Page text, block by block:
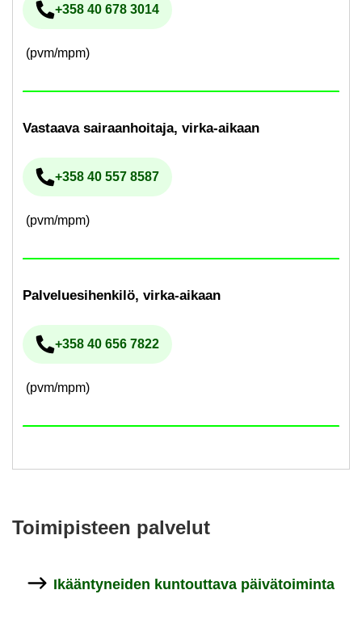
Pu­he­lin­nu­me­ro
+358 40 678 3014
(pvm/mpm)
Vas­taa­va sai­raan­hoi­ta­ja, virka-​aikaan
Pu­he­lin­nu­me­ro
+358 40 557 8587
(pvm/mpm)
Pal­ve­lue­si­hen­ki­lö, virka-​aikaan
Pu­he­lin­nu­me­ro
+358 40 656 7822
(pvm/mpm)
Toi­mi­pis­teen pal­ve­lut
Ikään­ty­nei­den kun­tout­ta­va päi­vä­toi­min­ta